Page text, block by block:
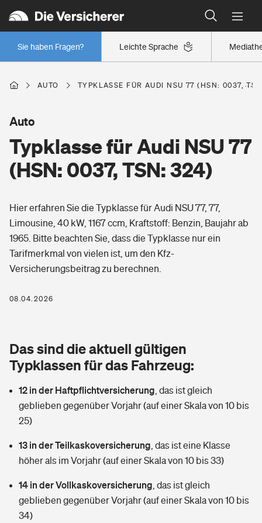
Leichte Sprache
Sie haben Fragen?
Wer versichert was: Jetzt Versicherer finden
Regionalklassen: So ist Ihre Region eingestuft
Wer versichert was: Jetzt Versicherer finden
Berufsunfähigkeitsversicherung
Erwerbsunfähigkeitsversicherung
Grundfähigkeitsversicherung
Arbeitsrechtsschutz
Berufshaftpflichtversicherung
Zur Übersicht
Tools
Wer versichert was: Jetzt Versicherer finden
Sie haben Fragen?
Wohnen
Glasversicherung
Mietkautionsversicherung
Restkreditversicherung
Tools
Freizeit
Pri­vate Haft­pflicht­
Kinderunfall­ver­si­che­rung
Kinderinvalidität
Hundehalter-Haftpflicht
Gesundheit
Private Krankenversicherung
Dread-Disease-Versicherung
Tierkrankenversicherung
Zur Übersicht
Tools
Wer versichert was: Jetzt Versicherer finden
AUTO TYPKLASSE FÜR AUDI NSU 77 (HSN: 0037,
Typklasse für Audi NSU 77
(HSN: 0037, TSN: 324)
Auto
Hier erfahren Sie die Typklasse für Audi NSU 77, 77,
Limousine, 40 kW, 1167 ccm, Kraftstoff: Benzin, Baujahr ab
1965. Bitte beachten Sie, dass die Typklasse nur ein
Tarifmerkmal von vielen ist, um den Kfz-
Versicherungsbeitrag zu berechnen.
08.04.2026
Das sind die aktuell gültigen
Typklassen für das Fahrzeug:
12 in der Haftpflichtversicherung das ist gleich
geblieben gegenüber Vorjahr (auf einer Skala von 10 bis
25)
13 in der Teilkaskoversicherung das ist eine Klasse
höher als im Vorjahr (auf einer Skala von 10 bis 33)
14 in der Vollkaskoversicherung das ist gleich
geblieben gegenüber Vorjahr (auf einer Skala von 10 bis
34)